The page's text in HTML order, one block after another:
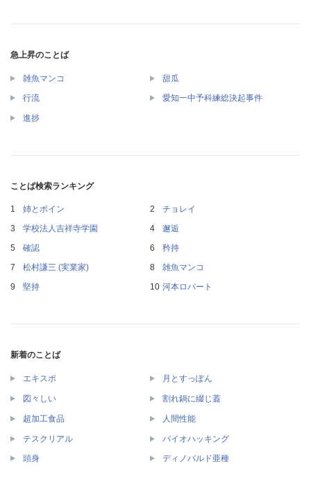
急上昇のことば
雑魚マンコ 甜瓜
行流 愛知一中予科練総決起事件
進捗
ことば検索ランキング
姉とボイン
チョレイ
学校法人吉祥寺学園
邂逅
確認
矜持
松村謙三 (実業家)
雑魚マンコ
堅持
河本ロバート
新着のことば
エキスポ 月とすっぽん
図々しい 割れ鍋に綴じ蓋
超加工食品 人間性能
テスクリアル バイオハッキング
頭身 ディノバルド亜種